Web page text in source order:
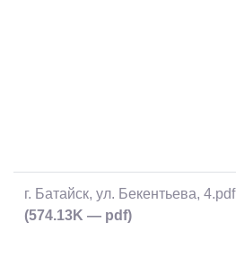
г. Батайск, ул. Бекентьева, 4.pdf
(574.13K — pdf)